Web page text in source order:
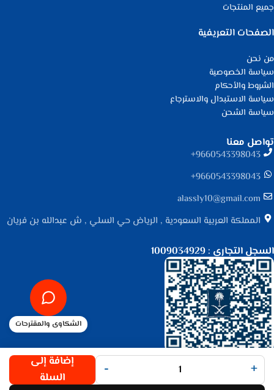
جميع المنتجات
الصفحات التعريفية
من نحن
سياسة الخصوصية
الشروط والأحكام
سياسة الاستبدال والاسترجاع
سياسة الشحن
تواصل معنا
9660543398043⁩+
9660543398043⁩+
alassly10@gmail.com
المملكة العربية السعودية , الرياض حي السلي , ش عبدالله بن فريان
السجل التجاري : 1009034929
جميع الحقوق محفوظة لـمتجر الأصلي© 2025.
تم التطوير بواسطة
Code Times +
-
إضافة إلى
السلة
الشكاوى والمقترحات